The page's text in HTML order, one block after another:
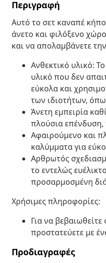
Περιγραφή
Αυτό το σετ καναπέ
άνετο και φιλόξενο
και να απολαμβάνετε
Ανθεκτικό υλικό:
υλικό που δεν
εύκολα και
των ιδιοτήτων,
Άνετη εμπειρία
πλούσια επένδυση,
Αφαιρούμενο και
καλύμματα για
Αρθρωτός
το εντελώς
προσαρμοσμένη
Χρήσιμες πληροφορίες:
Για να
προστατεύετε με
Προδιαγραφές